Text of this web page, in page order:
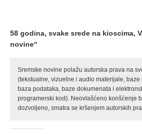
58 godina, svake srede na kioscima,
novine“
Sremske novine polažu autorska prava na
(tekstualne, vizuelne i audio materijale,
baza podataka, baze dokumenata i
programerski kod). Neovlašćeno korišćenje
dozvoljeno, smatra se kršenjem autorskih